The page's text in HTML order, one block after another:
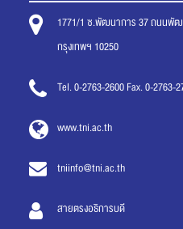
1771/1 ซ.พัฒนาการ 37 ถนนพัฒ
กรุงเทพฯ 10250
Tel. 0-2763-2600 Fax. 0-2763-
www.tni.ac.th
tniinfo@tni.ac.th
สายตรงอธิการบดี